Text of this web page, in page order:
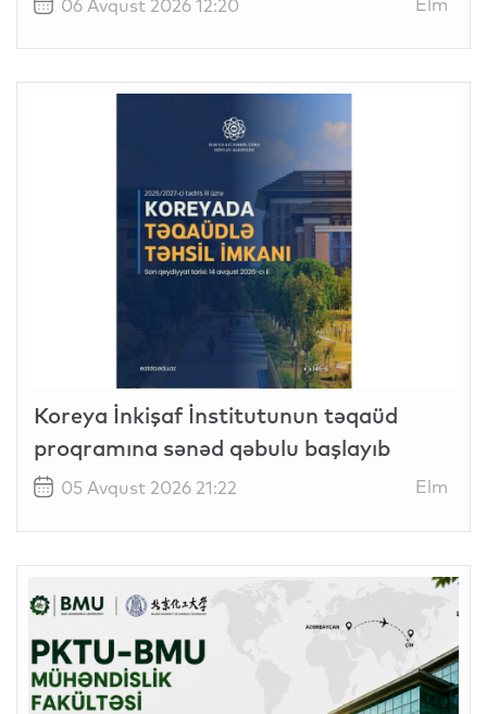
06 Avqust 2026 12:20
Koreya İnkişaf İnstitutunun təqaüd
proqramına sənəd qəbulu başlayıb
05 Avqust 2026 21:22 Elm